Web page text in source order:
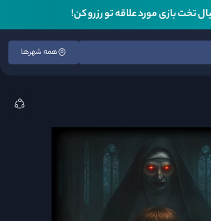
تخت بازی مورد علاقه تو رزرو کن!
همه شهرها